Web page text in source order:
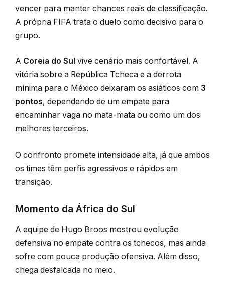
vencer para manter chances reais de classificação.
A própria FIFA trata o duelo como decisivo para o
grupo.
A Coreia do Sul vive cenário mais confortável. A
vitória sobre a República Tcheca e a derrota
mínima para o México deixaram os asiáticos com 3
pontos, dependendo de um empate para
encaminhar vaga no mata-mata ou como um dos
melhores terceiros.
O confronto promete intensidade alta, já que ambos
os times têm perfis agressivos e rápidos em
transição.
Momento da África do Sul
A equipe de Hugo Broos mostrou evolução
defensiva no empate contra os tchecos, mas ainda
sofre com pouca produção ofensiva. Além disso,
chega desfalcada no meio.